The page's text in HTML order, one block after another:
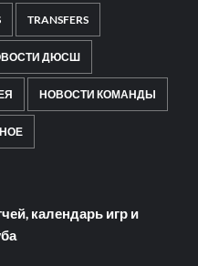
TRANSFERS
ДЮСШ
НОВОСТИ КОМАНДЫ
календарь игр и